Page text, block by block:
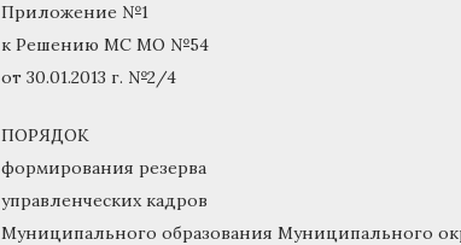
Приложение №1
к Решению МС МО №54
от 30.01.2013 г. №2/4
ПОРЯДОК
формирования резерва
управленческих кадров
Муниципального образования Муниципального